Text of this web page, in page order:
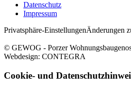
Datenschutz
Impressum
Privatsphäre-EinstellungenÄnderungen
© GEWOG - Porzer
Webdesign: CONTEGRA
Cookie- und